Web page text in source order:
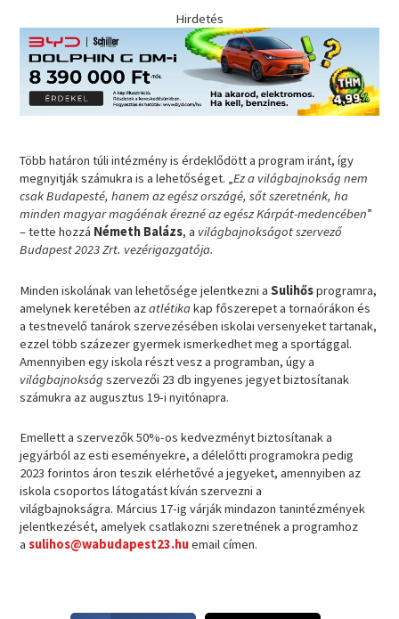
Hirdetés
Több határon túli intézmény is érdeklődött a program iránt, így
megnyitják számukra is a lehetőséget. „Ez a világbajnokság nem
csak Budapesté, hanem az egész országé, sőt szeretnénk, ha
minden magyar magáénak érezné az egész Kárpát-medencében”
– tette hozzá Németh Balázs, a világbajnokságot szervező
Budapest 2023 Zrt. vezérigazgatója.
Minden iskolának van lehetősége jelentkezni aSulihősprogramra,
amelynek keretében azatlétikakap főszerepet a tornaórákon és
a testnevelő tanárok szervezésében iskolai versenyeket tartanak,
ezzel több százezer gyermek ismerkedhet meg a sportággal.
Amennyiben egy iskola részt vesz a programban, úgy a
világbajnokságszervezői 23 db ingyenes jegyet biztosítanak
számukra az augusztus 19-i nyitónapra.
Emellett a szervezők 50%-os kedvezményt biztosítanak a
jegyárból az esti eseményekre, a délelőtti programokra pedig
2023 forintos áron teszik elérhetővé a jegyeket, amennyiben az
iskola csoportos látogatást kíván szervezni a
világbajnokságra. Március 17-ig várják mindazon tanintézmények
jelentkezését, amelyek csatlakozni szeretnének a programhoz
asulihos@wabudapest23.huemail címen.